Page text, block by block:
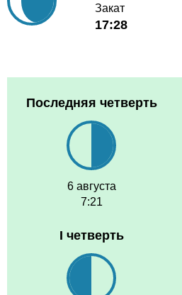
Закат
17:28
Последняя четверть
6 августа
7:21
I четверть